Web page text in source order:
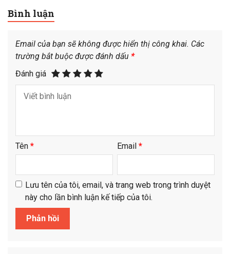
Bình luận
Email của bạn sẽ không được hiển thị công khai. Các
trường bắt buộc được đánh dấu *
Đánh giá
Tên * Email *
Lưu tên của tôi, email, và trang web trong trình duyệt
này cho lần bình luận kế tiếp của tôi.